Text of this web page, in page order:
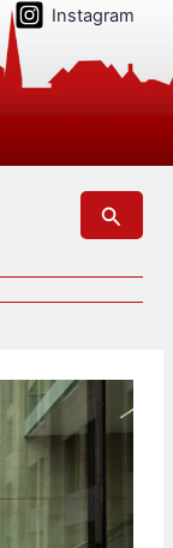
Instagram
Suchen